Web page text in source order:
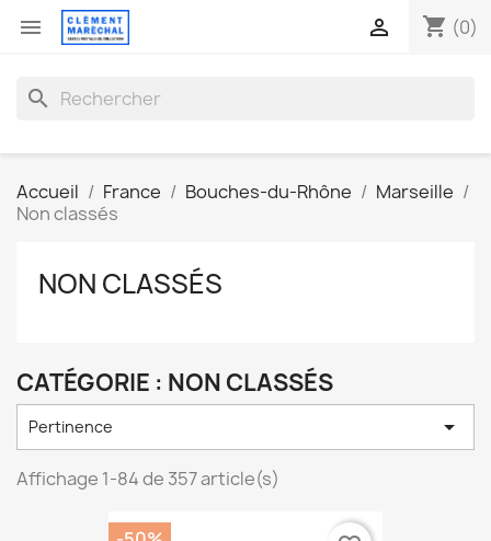
 shopping_cart (0)

search
Accueil France Bouches-du-Rhône
Marseille
Non classés
NON CLASSÉS
CATÉGORIE : NON CLASSÉS
Pertinence 
Affichage 1-84 de 357 article(s)